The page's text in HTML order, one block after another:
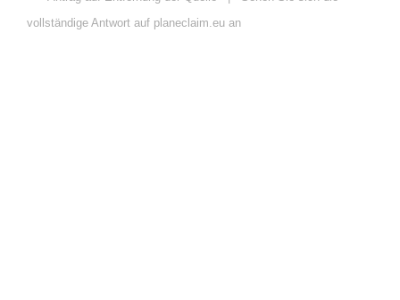
vollständige Antwort auf planeclaim.eu an